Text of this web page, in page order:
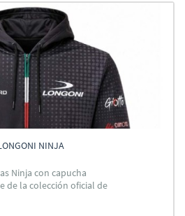
NINJA
Ninja con capucha
de la colección oficial de